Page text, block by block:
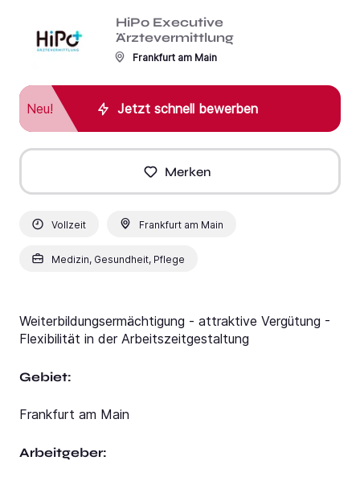
HiPo Executive
Ärztevermittlung
Frankfurt am Main
Jetzt schnell bewerben
Neu!
Merken
Vollzeit Frankfurt am Main
Medizin, Gesundheit, Pflege
Weiterbildungsermächtigung - attraktive Vergütung -
Flexibilität in der Arbeitszeitgestaltung
Gebiet:
Frankfurt am Main
Arbeitgeber: